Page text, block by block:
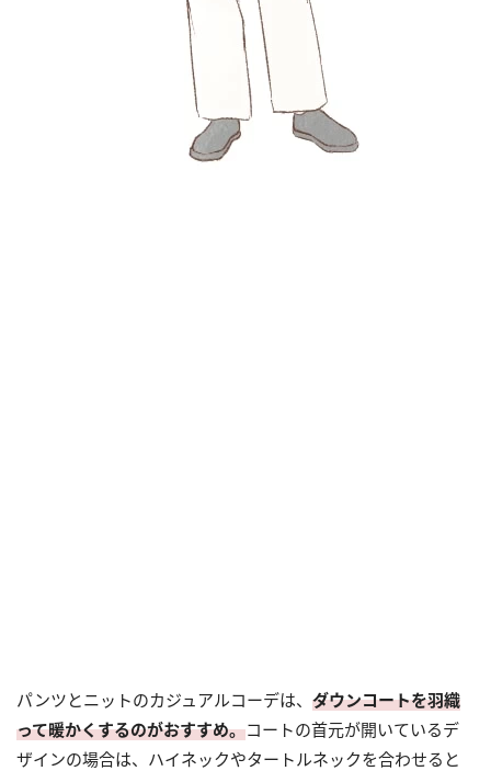
パンツとニットのカジュアルコーデは、 ダウンコートを羽織
って暖かくするのがおすすめ。コートの首元が開いているデ
ザインの場合は、ハイネックやタートルネックを合わせると